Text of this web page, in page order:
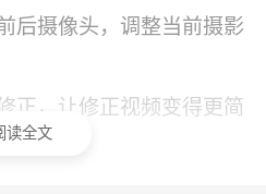
后摄像头，调整当前摄影
正，让修正视频变得更简
读全文